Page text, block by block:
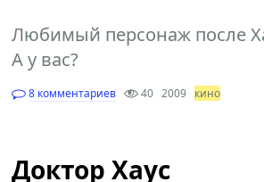
Любимый персонаж после
А у вас?
8 комментариев 40 2009 кино
Доктор Хаус